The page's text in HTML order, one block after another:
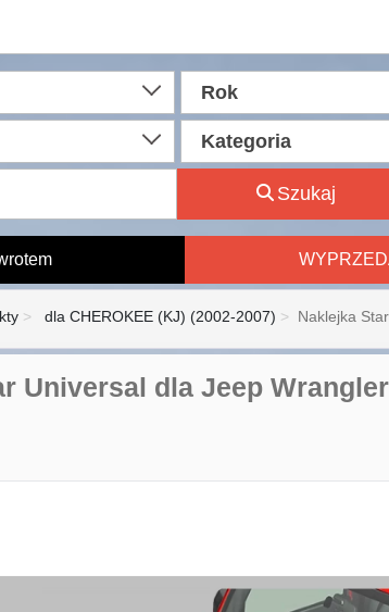
Rok
Kategoria
Szukaj
dla CHEROKEE (KJ) (2002-2007) Naklejka
Universal dla Jeep